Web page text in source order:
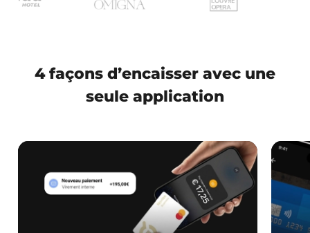
4 façons d’encaisser avec une
seule application